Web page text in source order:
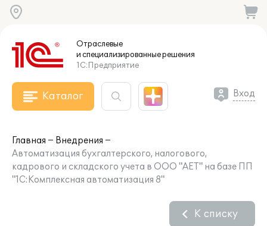
Отраслевые
и специализированныерешения
1С:Предприятие
Каталог Вход
Главная
Внедрения
Автоматизация бухгалтерского, налогового,
кадрового и складского учета в ООО "АЕТ" на базе ПП
"1С:Комплексная автоматизация 8"
К списку